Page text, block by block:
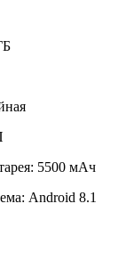
5500 мАч
Android 8.1